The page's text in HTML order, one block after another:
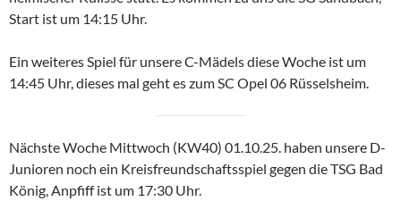
Start ist um 14:15 Uhr.
Ein weiteres Spiel für unsere C-Mädels diese Woche ist um
14:45 Uhr, dieses mal geht es zum SC Opel 06 Rüsselsheim.
Nächste Woche Mittwoch (KW40) 01.10.25. haben unsere D-
Junioren noch ein Kreisfreundschaftsspiel gegen die TSG Bad
König, Anpfiff ist um 17:30 Uhr.